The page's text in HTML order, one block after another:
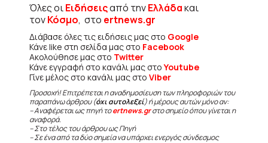
Όλες οιΕιδήσειςαπό τηνΕλλάδακαι
τονΚόσμο, στο ertnews.gr
Διάβασε όλες τις ειδήσεις μας στο Google
Κάνε like στη σελίδα μας στο Facebook
Ακολούθησε μας στο Twitter
Κάνε εγγραφή στο κανάλι μας στοYoutube
Γίνε μέλος στο κανάλι μας στο Viber
Προσοχή! Επιτρέπεται η αναδημοσίευση των πληροφοριών του
παραπάνω άρθρου (όχι αυτολεξεί) ή μέρους αυτών μόνο αν:
– Αναφέρεται ως πηγή τοertnews.grστο σημείο όπου γίνεται η
αναφορά.
– Στο τέλος του άρθρου ως Πηγή
– Σε ένα από τα δύο σημεία να υπάρχει ενεργός σύνδεσμος